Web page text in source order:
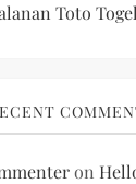
Toto
on